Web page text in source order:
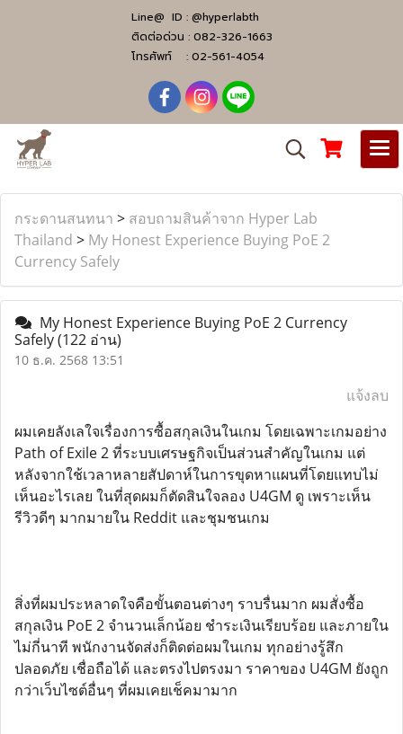
Line@ ID : @hyperlabth
ติดต่อด่วน : 082-326-1663
โทรศัพท์ : 02-561-4054
กระดานสนทนา > สอบถามสินค้าจาก Hyper Lab
Thailand > My Honest Experience Buying PoE 2
Currency Safely
My Honest Experience Buying PoE 2 Currency
Safely(122 อ่าน)
10 ธ.ค. 2568 13:51
แจ้งลบ
ผมเคยลังเลใจเรื่องการซื้อสกุลเงินในเกม โดยเฉพาะเกมอย่าง
Path of Exile 2 ที่ระบบเศรษฐกิจเป็นส่วนสำคัญในเกม แต่
หลังจากใช้เวลาหลายสัปดาห์ในการขุดหาแผนที่โดยแทบไม่
เห็นอะไรเลย ในที่สุดผมก็ตัดสินใจลอง U4GM ดู เพราะเห็น
รีวิวดีๆ มากมายใน Reddit และชุมชนเกม
สิ่งที่ผมประหลาดใจคือขั้นตอนต่างๆ ราบรื่นมาก ผมสั่งซื้อ
สกุลเงิน PoE 2 จำนวนเล็กน้อย ชำระเงินเรียบร้อย และภายใน
ไม่กี่นาที พนักงานจัดส่งก็ติดต่อผมในเกม ทุกอย่างรู้สึก
ปลอดภัย เชื่อถือได้ และตรงไปตรงมา ราคาของ U4GM ยังถูก
กว่าเว็บไซต์อื่นๆ ที่ผมเคยเช็คมามาก